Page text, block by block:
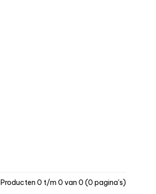
Producten 0 t/m 0 van 0 (0 pagina's)